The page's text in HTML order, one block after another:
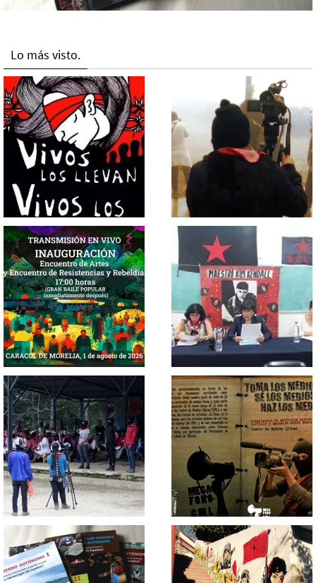
Lo más visto.